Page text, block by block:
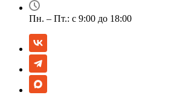
Пн. – Пт.: с 9:00 до 18:00